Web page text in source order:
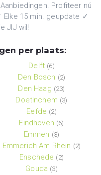
Profiteer nú
15 min. geupdate ✓
JIJ wil!
per plaats:
Delft (6)
Den Bosch (2)
Den Haag (23)
Doetinchem (3)
Eefde (2)
Eindhoven (6)
Emmen (3)
Emmerich Am Rhein (2)
Enschede (2)
Gouda (3)